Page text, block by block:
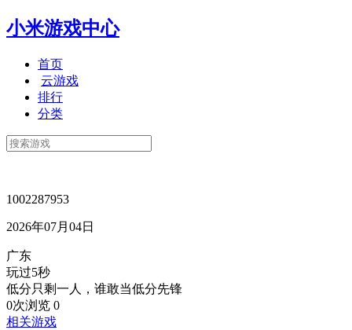
小米游戏中心
首页
云游戏
排行
分类
1002287953
2026年07月04日
广东
玩过5秒
低分只剩一人，谁敢当低分先锋
0次浏览 0
相关游戏